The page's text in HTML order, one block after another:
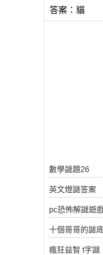
答案：貓
數學謎題26
英文燈謎答案
pc恐怖解謎遊
十個哥哥的謎
瘋狂益智 t字謎